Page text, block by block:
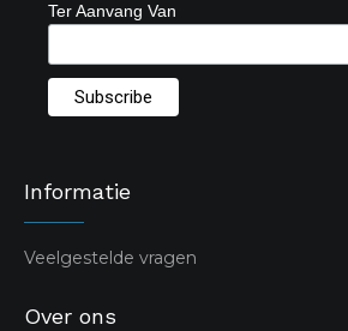
Ter Aanvang Van
Informatie
Veelgestelde vragen
Over ons